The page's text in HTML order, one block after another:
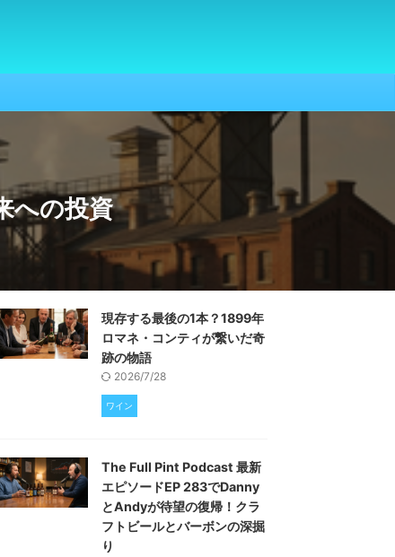
への投資
現存する最後の1本？1899年
ロマネ・コンティが繋いだ奇
跡の物語
2026/7/28
ワイン
The Full Pint Podcast 最新
エピソードEP 283でDanny
とAndyが待望の復帰！クラ
フトビールとバーボンの深掘
り